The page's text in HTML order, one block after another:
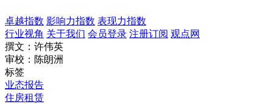
卓越指数 影响力指数 表现力指数
行业视角 关于我们 会员登录 注册订阅 观点网
撰文：许伟英
审校：陈朗洲
标签
业态报告
住房租赁